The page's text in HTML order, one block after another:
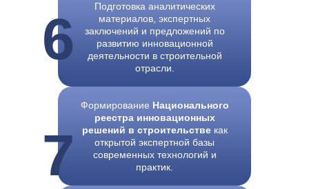
Подготовка аналитических
материалов, экспертных
заключений и предложений по
развитию инновационной
деятельности в строительной
отрасли.
Формирование Национального
реестра инновационных
решений в строительствекак
открытой экспертной базы
современных технологий и
практик.
6
7
Деятельность
департамента
направлена на создание
единой системы
развития строительных
инноваций, в рамках
которой потребности
отрасли, экспертная
оценка, поддержка
разработчиков и
внедрение технологий
объединяются в единый
механизм.